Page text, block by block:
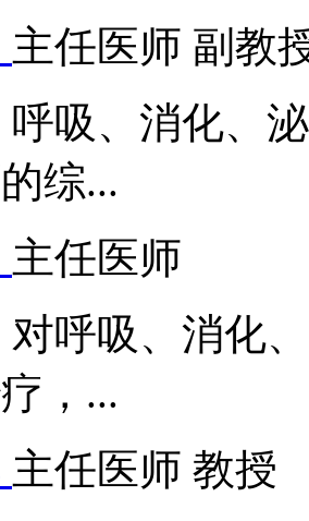
主任医师 副教
呼吸、消化、
综...
主任医师
对呼吸、消化
，...
主任医师 教授